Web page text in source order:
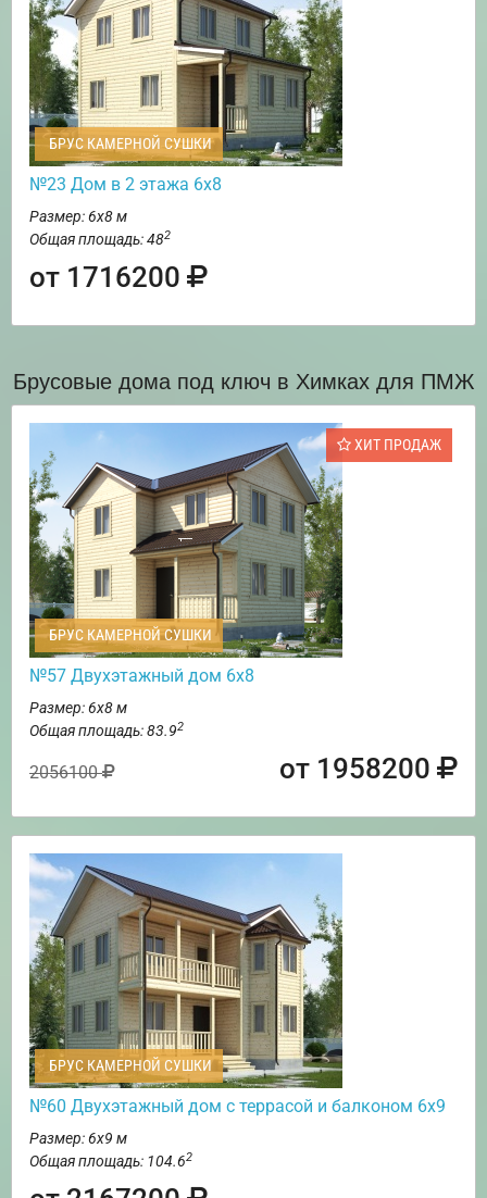
БРУС КАМЕРНОЙ СУШКИ
№23 Дом в 2 этажа 6х8
Размер: 6х8 м
Общая площадь: 482
от 1716200
Брусовые дома под ключ в Химках для ПМЖ
ХИТ ПРОДАЖ
БРУС КАМЕРНОЙ СУШКИ
№57 Двухэтажный дом 6х8
Размер: 6х8 м
Общая площадь: 83.92
2056100 от 1958200
БРУС КАМЕРНОЙ СУШКИ
№60 Двухэтажный дом с террасой и балконом 6х9
Размер: 6х9 м
Общая площадь: 104.62